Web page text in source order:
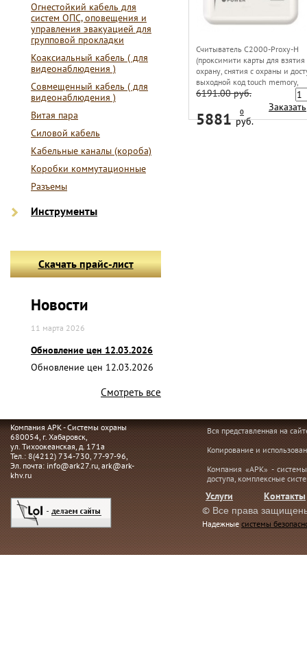
Огнестойкий кабель для
систем ОПС, оповещения и
управления эвакуацией для
групповой прокладки
Коаксиальный кабель ( для
видеонаблюдения )
Совмещенный кабель ( для
видеонаблюдения )
Витая пара
Силовой кабель
Кабельные каналы (короба)
Коробки коммутационные
Разъемы
Инструменты
Скачать прайс-лист
Новости
11 марта 2026
Обновление цен 12.03.2026
Обновление цен 12.03.2026
Смотреть все
Считыватель С2000-Proxy-Н
(проксимити карты для взятия
охрану, снятия с охраны и
выходной код touch memory,
накладной)
6191.00 руб.
5881 0
руб.
Заказать
Компания АРК - Системы охраны
680054, г. Хабаровск,
ул. Тихоокеанская, д. 171а
Тел.: 8(4212) 734-730, 77-97-96,
Эл. почта: info@ark27.ru, ark@ark-
khv.ru
Вся представленная на
Копирование и
Компания «АРК» -
доступа, комплексные
Услуги
Контакты
© Все права
Надежные системы